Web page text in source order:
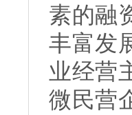
素的融
丰富发
业经营
微民营